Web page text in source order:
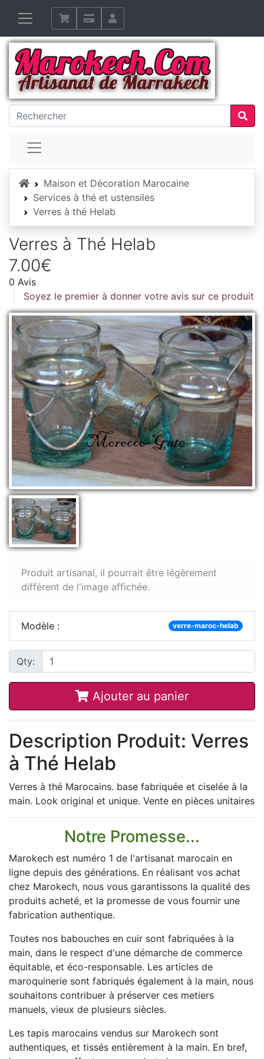
AccueilMaison et Décoration Marocaine
Services à thé et ustensiles
Verres à thé Helab
Verres à Thé Helab
7.00€
0 Avis
Soyez le premier à donner votre avis sur ce produit
Produit artisanal, il pourrait être légèrement
différent de l'image affichée.
Modèle : verre-maroc-helab
Qty:
Ajouter au panier
Description Produit: Verres
à Thé Helab
Verres à thé Marocains. base fabriquée et ciselée à la
main. Look original et unique. Vente en pièces unitaires
Notre Promesse...
Marokech est numéro 1 de l'artisanat marocain en
ligne depuis des générations. En réalisant vos achat
chez Marokech, nous vous garantissons la qualité des
produits acheté, et la promesse de vous fournir une
fabrication authentique.
Toutes nos babouches en cuir sont fabriquées à la
main, dans le respect d'une démarche de commerce
équitable, et éco-responsable. Les articles de
maroquinerie sont fabriqués également à la main, nous
souhaitons contribuer à préserver ces metiers
manuels, vieux de plusieurs siècles.
Les tapis marocains vendus sur Marokech sont
authentiques, et tissés entièrement à la main. En bref,